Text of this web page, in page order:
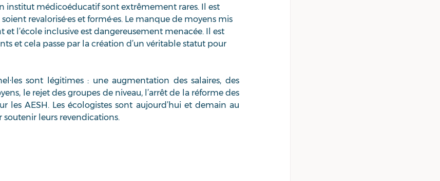
institut médicoéducatif sont extrêmement rares. Il est
revalorisé·es et formé·es. Le manque de moyens mis
et l’école inclusive est dangereusement menacée. Il est
et cela passe par la création d’un véritable statut pour
sont légitimes : une augmentation des salaires, des
le rejet des groupes de niveau, l’arrêt de la réforme des
les AESH. Les écologistes sont aujourd’hui et demain au
leurs revendications.